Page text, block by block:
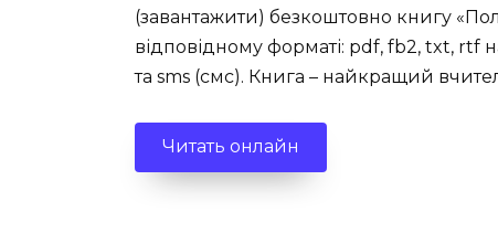
(завантажити) безкоштовно книгу
відповідному форматі: pdf, fb2, txt, rtf
та sms (смс). Книга – найкращий
Читать онлайн